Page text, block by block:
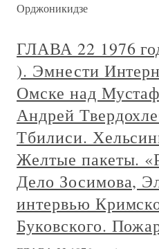
Орджоникидзе
ГЛАВА 22 1976
). Эмнести
Омске над
Андрей
Тбилиси.
Желтые пакеты.
Дело Зосимова,
интервью
Буковского.